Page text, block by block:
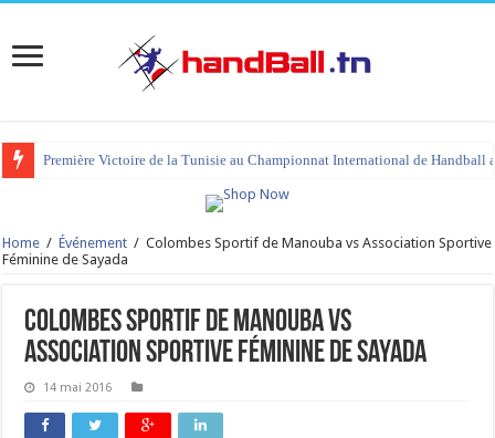
Première Victoire de la Tunisie au Championnat International de Handball
Home / Événement / Colombes Sportif de Manouba vs Association Sportive
Féminine de Sayada
Colombes Sportif de Manouba vs
Association Sportive Féminine de Sayada
14 mai 2016